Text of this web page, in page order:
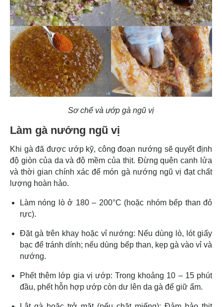
Sơ chế và ướp gà ngũ vị
Làm gà nướng ngũ vị
Khi gà đã được ướp kỹ, công đoạn nướng sẽ quyết định
độ giòn của da và độ mềm của thịt. Đừng quên canh lửa
và thời gian chính xác để món gà nướng ngũ vị đạt chất
lượng hoàn hảo.
Làm nóng lò ở 180 – 200°C (hoặc nhóm bếp than đỏ
rực).
Đặt gà trên khay hoặc vỉ nướng: Nếu dùng lò, lót giấy
bạc để tránh dính; nếu dùng bếp than, kẹp gà vào vỉ và
nướng.
Phết thêm lớp gia vị ướp: Trong khoảng 10 – 15 phút
đầu, phết hỗn hợp ướp còn dư lên da gà để giữ ẩm.